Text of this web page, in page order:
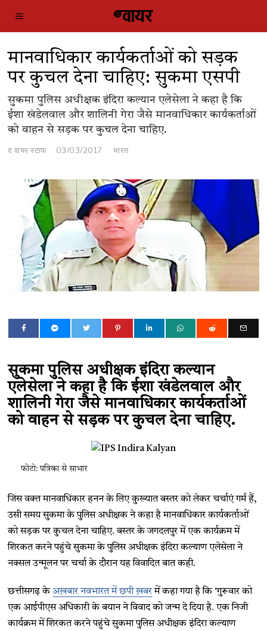
मानवाधिकार कार्यकर्ताओं को सड़क
पर कुचल देना चाहिए: सुकमा एसपी
सुकमा पुलिस अधीक्षक इंदिरा कल्यान एलेसेला ने कहा है कि
ईशा खंडेलवाल और शालिनी गेरा जैसे मानवाधिकार कार्यकर्ताओं
को वाहन से सड़क पर कुचल देना चाहिए.
द वायर स्टाफ 03/03/2017 भारत
सुकमा पुलिस अधीक्षक इंदिरा कल्यान
एलेसेला ने कहा है कि ईशा खंडेलवाल और
शालिनी गेरा जैसे मानवाधिकार कार्यकर्ताओं
को वाहन से सड़क पर कुचल देना चाहिए.
फोटो: पत्रिका से साभार
जिस वक्त मानवाधिकार हनन के लिए कुख्यात बस्तर को लेकर चर्चाएं गर्म हैं,
उसी समय सुकमा के पुलिस अधीक्षक ने कहा है मानवाधिकार कार्यकर्ताओं
को सड़क पर कुचल देना चाहिए. बस्तर के जगदलपुर में एक कार्यक्रम में
शिरकत करने पहुंचे सुकमा के पुलिस अधीक्षक इंदिरा कल्याण एलेसेला ने
नक्सल उन्मूलन पर चर्चा के दौरान यह विवादित बात कही.
छत्तीसगढ़ केअख़बार नवभारत में छपी ख़बरमें कहा गया है कि ‘गुरूवार को
एक आईपीएस अधिकारी के बयान ने विवाद को जन्म दे दिया है. एक निजी
कार्यक्रम में शिरकत करने पहुंचे सुकमा पुलिस अधीक्षक इंदिरा कल्याण